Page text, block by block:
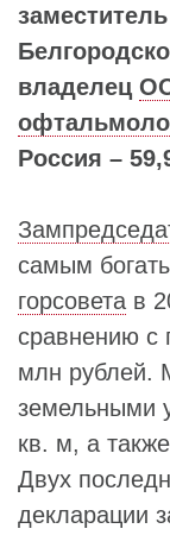
владелец
Россия –
самым
горсовета в
сравнению с
млн рублей.
земельными
кв. м, а
Двух
декларации